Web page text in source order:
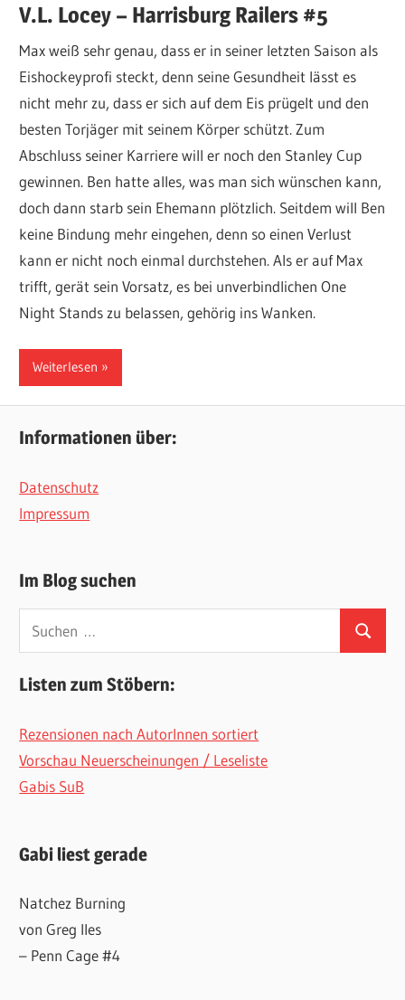
V.L. Locey – Harrisburg Railers #5
Max weiß sehr genau, dass er in seiner letzten Saison als
Eishockeyprofi steckt, denn seine Gesundheit lässt es
nicht mehr zu, dass er sich auf dem Eis prügelt und den
besten Torjäger mit seinem Körper schützt. Zum
Abschluss seiner Karriere will er noch den Stanley Cup
gewinnen. Ben hatte alles, was man sich wünschen kann,
doch dann starb sein Ehemann plötzlich. Seitdem will Ben
keine Bindung mehr eingehen, denn so einen Verlust
kann er nicht noch einmal durchstehen. Als er auf Max
trifft, gerät sein Vorsatz, es bei unverbindlichen One
Night Stands zu belassen, gehörig ins Wanken.
Weiterlesen
Informationen über:
Datenschutz
Impressum
Im Blog suchen
Suchen
nach:
Suchen
Listen zum Stöbern:
Rezensionen nach AutorInnen sortiert
Vorschau Neuerscheinungen / Leseliste
Gabis SuB
Gabi liest gerade
Natchez Burning
von Greg Iles
– Penn Cage #4